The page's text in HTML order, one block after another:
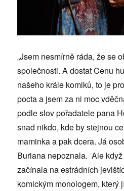
„Jsem nesmírně ráda, že se
společnosti. A dostat Cenu
našeho krále komiků, to je
pocta a jsem za ni moc
podle slov pořadatele pana
snad nikdo, kde by stejnou
maminka a pak dcera. Já
Buriana nepoznala. Ale
začínala na estrádních
komickým monologem, který